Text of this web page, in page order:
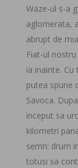
Waze-ul s-a
aglomerata,
abrupt de
Fiat-ul
ia inainte.
putea spune
Savoca.
inceput sa
kilometri
semn: drum
totusi sa